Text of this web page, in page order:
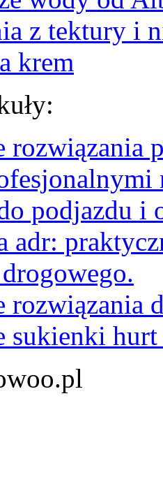
z tektury i
krem
rozwiązania
podjazdu i
adr:
rozwiązania
sukienki